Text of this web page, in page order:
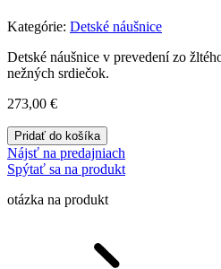
Kategórie: Detské náušnice
Detské náušnice v prevedení zo
nežných srdiečok.
273,00 €
Pridať do košíka
Nájsť na predajniach
Spýtať sa na produkt
otázka na produkt